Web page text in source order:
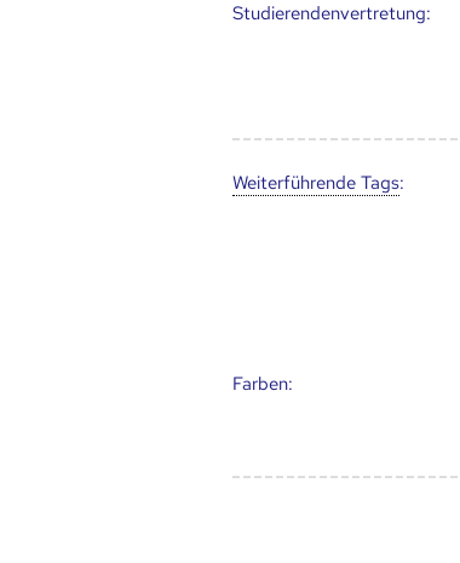
Studierendenvertretung:
Weiter­führende Tags:
Farben: